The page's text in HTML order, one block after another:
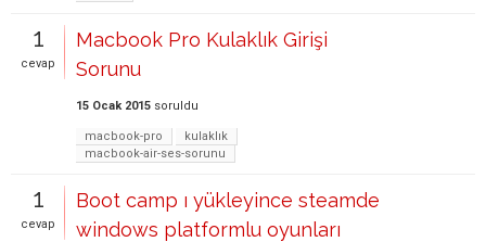
1
cevap
Macbook Pro Kulaklık Girişi
Sorunu
15 Ocak 2015 soruldu
macbook-pro
kulaklık
macbook-air-ses-sorunu
1
cevap
Boot camp ı yükleyince steamde
windows platformlu oyunları